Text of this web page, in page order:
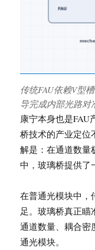
传统FAU依赖V型
导完成内部光路对
康宁本身也是FAU
桥技术的产业定位
解是：在通道数量
中，玻璃桥提供了
在普通光模块中，
足。玻璃桥真正瞄
通道数量、耦合密
通光模块。